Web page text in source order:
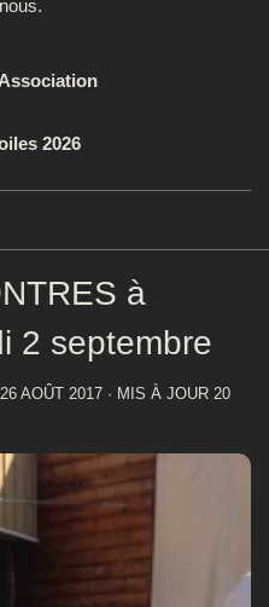
2026
à
2 septembre
26 AOÛT 2017 · MIS À JOUR 20